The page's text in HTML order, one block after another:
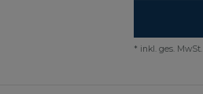
* inkl. ges. MwSt.